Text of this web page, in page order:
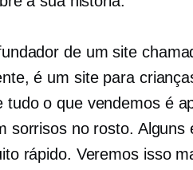
de um site
é um site para
tudo o que vendemos é
sorrisos no rosto. Alguns
rápido. Veremos isso